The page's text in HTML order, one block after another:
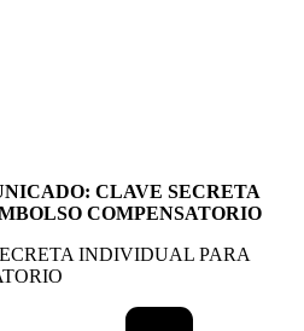
CLAVE SECRETA
COMPENSATORIO
INDIVIDUAL PARA